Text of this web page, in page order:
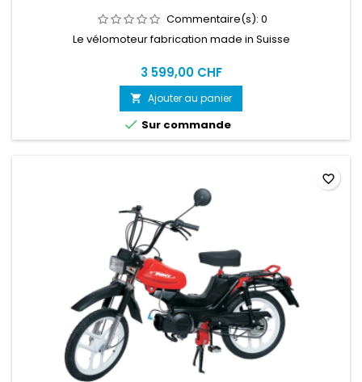
Commentaire(s): 0
Le vélomoteur fabrication made in Suisse
3 599,00 CHF
 Ajouter au panier
 Sur commande
favorite_border